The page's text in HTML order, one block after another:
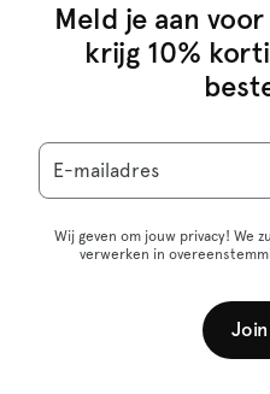
Meld je aan
krijg 10%
E-mailadres
Wij geven om jouw privacy! We
verwerken in